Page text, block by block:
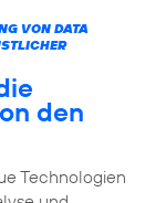
VON DATA
den
Technologien